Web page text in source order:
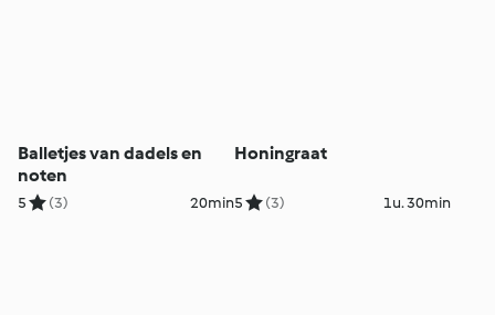
Balletjes van dadels en
noten
5 (3) 20min
Honingraat
5 (3) 1u. 30min